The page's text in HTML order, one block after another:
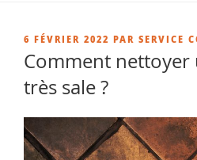
PUBLIÉ
LE
6 FÉVRIER 2022 PAR SERVICE
Comment nettoyer
très sale ?